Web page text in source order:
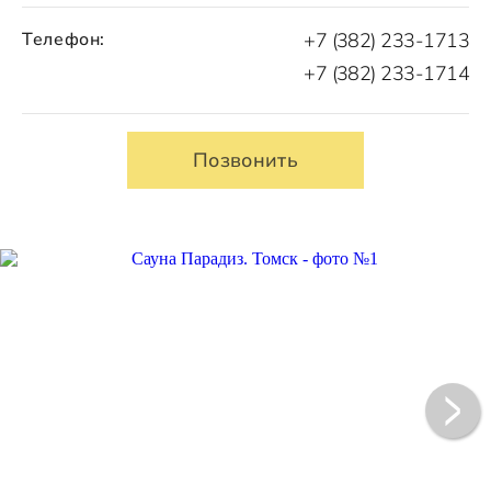
Телефон:
+7 (382) 233-1713
+7 (382) 233-1714
Позвонить